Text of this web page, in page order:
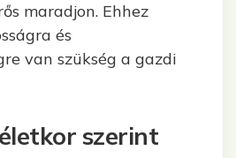
maradjon. Ehhez
és
van szükség a gazdi
szerint